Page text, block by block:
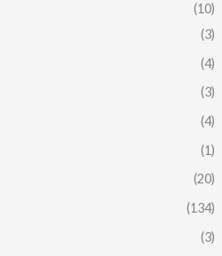
(10)
(3)
(4)
(3)
(4)
(1)
(20)
(134)
(3)